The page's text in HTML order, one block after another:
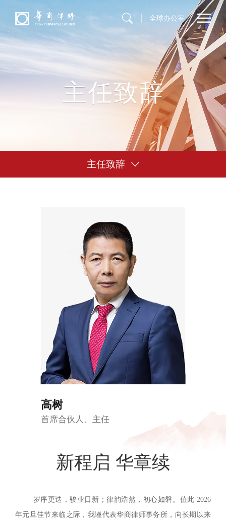
全球办公室
主任致辞
主任致辞
高树
首席合伙人、主任
新程启 华章续
岁序更迭，骏业日新；律韵浩然，初心如磐。值此 2026
年元旦佳节来临之际，我谨代表华商律师事务所，向长期以来